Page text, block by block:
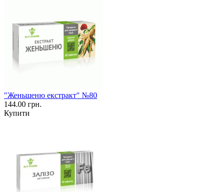
"Женьшеню екстракт" №80
144.00 грн.
Купити